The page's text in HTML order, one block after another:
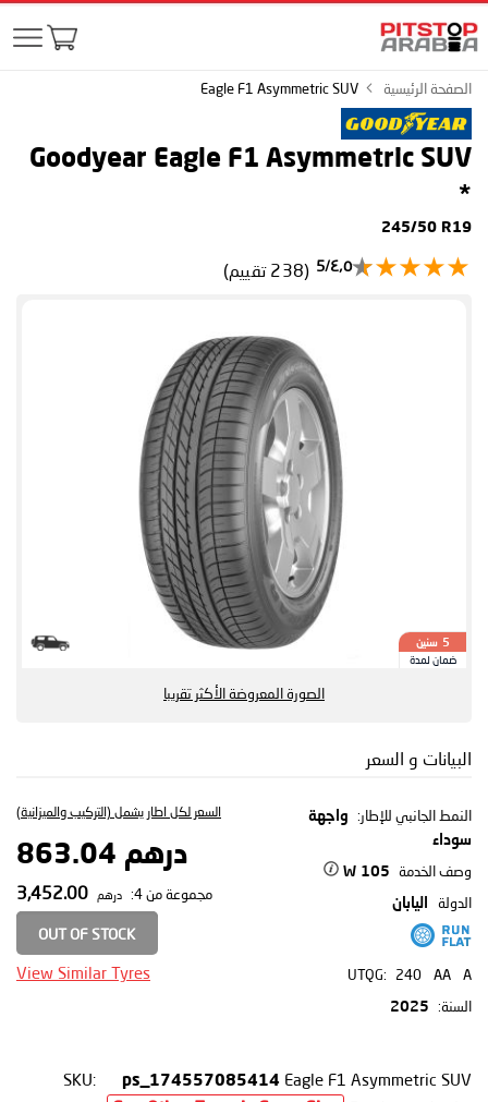
الصفحة الرئيسية Eagle F1 Asymmetric SUV
Goodyear Eagle F1 Asymmetric SUV
*
245/50 R19
٤٫٥/5 (238 تقييم)
5 سنين
ضمان لمدة
الصورة المعروضة الأكثر تقريبا
البيانات و السعر
النمط الجانبي للإطار:
واجهة
سوداء
وصف الخدمة 105 W
الدولة اليابان
UTQG: 240 AA
A
السنة:
2025
السعر لكل اطار يشمل (التركيب والميزانية)
درهم 863.04
مجموعة من 4: درهم
OUT OF STOCK
View Similar Tyres
SKU: ps_174557085414 Eagle F1 Asymmetric SUV